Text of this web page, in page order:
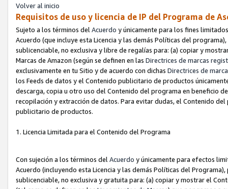
Volver al inicio
Requisitos de uso y licencia de IP del Programa de
Sujeto a los términos del Acuerdo y únicamente para los fines
Acuerdo (que incluye esta Licencia y las demás Políticas del
sublicenciable, no exclusiva y libre de regalías para: (a) copiar y
Marcas de Amazon (según se definen en las Directrices de marcas
exclusivamente en tu Sitio y de acuerdo con dichas Directrices de
los Feeds de datos y el Contenido publicitario de productos
descarga, copia u otro uso del Contenido del programa en beneficio
recopilación y extracción de datos. Para evitar dudas, el Contenido
publicitario de productos.
1. Licencia Limitada para el Contenido del Programa
Con sujeción a los términos del Acuerdo y únicamente para efectos
Acuerdo (incluyendo esta Licencia y las demás Políticas del
sublicenciable, no exclusiva y gratuita para: (a) copiar y mostrar el